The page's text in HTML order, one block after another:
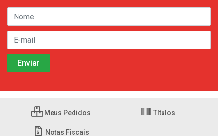
Meus Pedidos Títulos
Notas Fiscais